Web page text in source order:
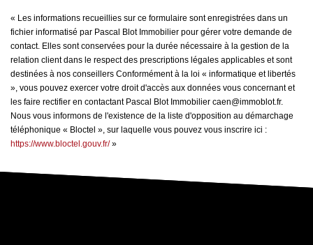
« Les informations recueillies sur ce formulaire sont enregistrées dans un
fichier informatisé par Pascal Blot Immobilier pour gérer votre demande de
contact. Elles sont conservées pour la durée nécessaire à la gestion de la
relation client dans le respect des prescriptions légales applicables et sont
destinées à nos conseillers Conformément à la loi « informatique et libertés
», vous pouvez exercer votre droit d'accès aux données vous concernant et
les faire rectifier en contactant Pascal Blot Immobilier caen@immoblot.fr.
Nous vous informons de l'existence de la liste d'opposition au démarchage
téléphonique « Bloctel », sur laquelle vous pouvez vous inscrire ici :
https://www.bloctel.gouv.fr/»